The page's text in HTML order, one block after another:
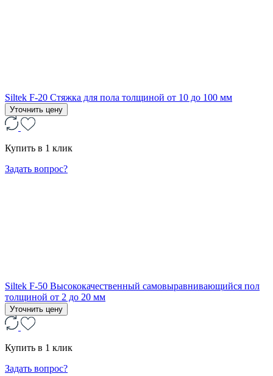
Siltek F-20 Стяжка для пола толщиной от 10 до 100 мм
Уточнить цену
Купить в 1 клик
Задать вопрос?
Siltek F-50 Высококачественный самовыравнивающийся пол
толщиной от 2 до 20 мм
Уточнить цену
Купить в 1 клик
Задать вопрос?